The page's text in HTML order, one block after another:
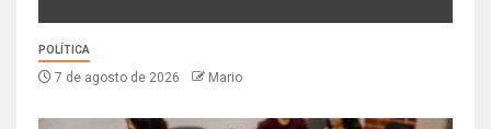
POLÍTICA
7 de agosto de 2026 Mario